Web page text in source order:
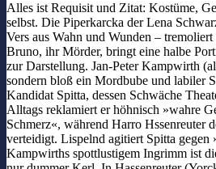
Alles ist Requisit und Zitat: Kostüme,
selbst. Die Piperkarcka der Lena
Vers aus Wahn und Wunden –
Bruno, ihr Mörder, bringt eine halbe
zur Darstellung. Jan-Peter Kampwirth
sondern bloß ein Mordbube und labiler
Kandidat Spitta, dessen Schwäche
Alltags reklamiert er höhnisch »wahre
Schmerz«, während Harro Hssenreuter
verteidigt. Lispelnd agitiert Spitta gegen
Kampwirths spottlustigem Ingrimm ist